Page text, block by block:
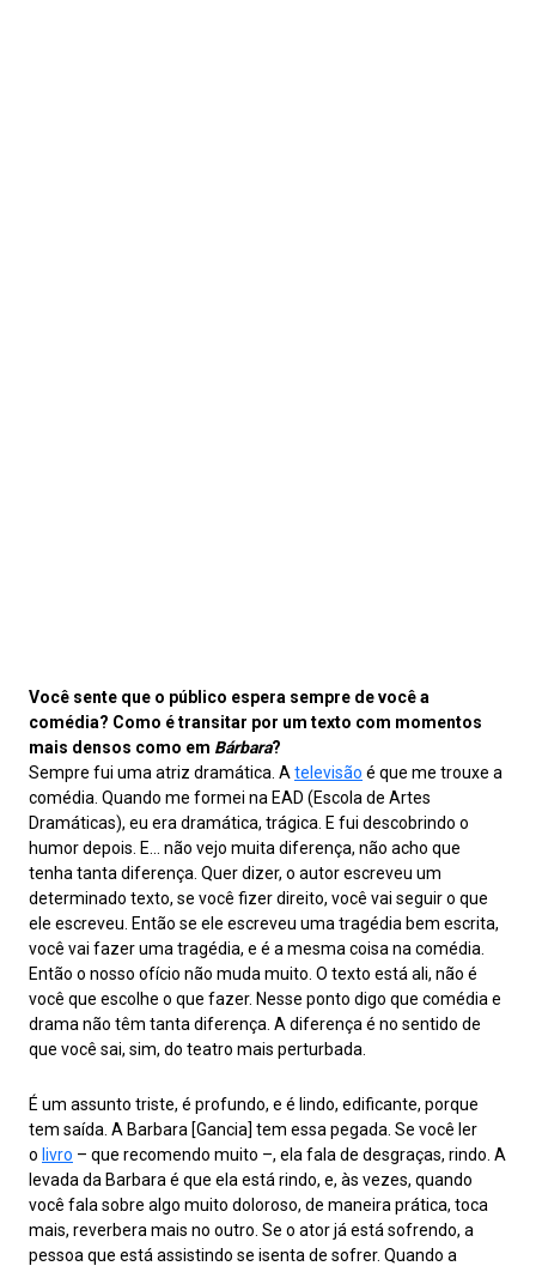
Você sente que o público espera sempre de você a
comédia? Como é transitar por um texto com momentos
mais densos como em Bárbara?
Sempre fui uma atriz dramática. A televisão é que me trouxe a
comédia. Quando me formei na EAD (Escola de Artes
Dramáticas), eu era dramática, trágica. E fui descobrindo o
humor depois. E… não vejo muita diferença, não acho que
tenha tanta diferença. Quer dizer, o autor escreveu um
determinado texto, se você fizer direito, você vai seguir o que
ele escreveu. Então se ele escreveu uma tragédia bem escrita,
você vai fazer uma tragédia, e é a mesma coisa na comédia.
Então o nosso ofício não muda muito. O texto está ali, não é
você que escolhe o que fazer. Nesse ponto digo que comédia e
drama não têm tanta diferença. A diferença é no sentido de
que você sai, sim, do teatro mais perturbada.
É um assunto triste, é profundo, e é lindo, edificante, porque
tem saída. A Barbara [Gancia] tem essa pegada. Se você ler
o livro – que recomendo muito –, ela fala de desgraças, rindo. A
levada da Barbara é que ela está rindo, e, às vezes, quando
você fala sobre algo muito doloroso, de maneira prática, toca
mais, reverbera mais no outro. Se o ator já está sofrendo, a
pessoa que está assistindo se isenta de sofrer. Quando a